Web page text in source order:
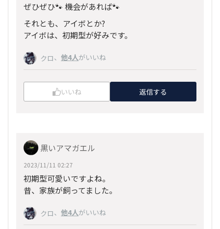
ぜひぜひ🐾 機会があれば🐾
それとも、アイボとか?
アイボは、初期型が好みです。
クロ、 他4人がいいね
いいね 返信する
黒いアマガエル
2023/11/11 02:27
初期型可愛いですよね。
昔、家族が飼ってました。
クロ、 他4人がいいね